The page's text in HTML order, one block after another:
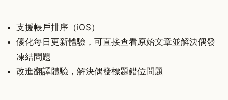
支援帳戶排序（iOS）
優化每日更新體驗，可直接查看原始文章並解決偶發
凍結問題
改進翻譯體驗，解決偶發標題錯位問題